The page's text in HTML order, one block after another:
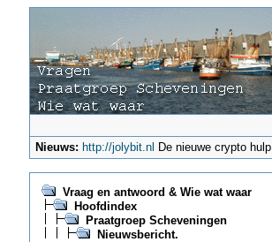
Nieuws: http://jolybit.nl De nieuwe crypto hulp
Vraag en antwoord & Wie wat waar
Hoofdindex
Praatgroep Scheveningen
Nieuwsbericht.